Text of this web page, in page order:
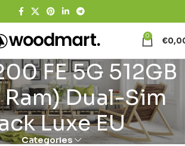
0 €
FE 5G 512GB
Ram) Dual-Sim
Luxe EU
Categories